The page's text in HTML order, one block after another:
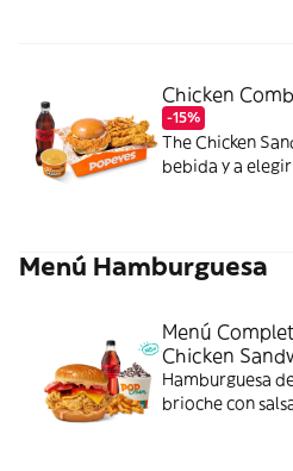
Chicken
-15%
The Chicken
bebida y a
Menú Hamburguesa
Menú
Chicken
Hamburguesa
brioche con